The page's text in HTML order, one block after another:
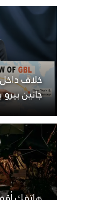
خلاف
جانين